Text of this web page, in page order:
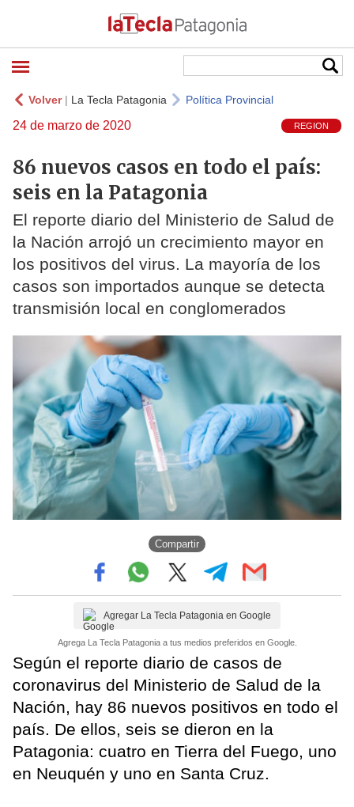
Volver| La Tecla Patagonia Política Provincial
24 de marzo de 2020 REGION
86 nuevos casos en todo el país:
seis en la Patagonia
El reporte diario del Ministerio de Salud de
la Nación arrojó un crecimiento mayor en
los positivos del virus. La mayoría de los
casos son importados aunque se detecta
transmisión local en conglomerados
Compartir
Agregar La Tecla Patagonia en Google
Agrega La Tecla Patagonia a tus medios preferidos en Google.
Según el reporte diario de casos de
coronavirus del Ministerio de Salud de la
Nación, hay 86 nuevos positivos en todo el
país. De ellos, seis se dieron en la
Patagonia: cuatro en Tierra del Fuego, uno
en Neuquén y uno en Santa Cruz.